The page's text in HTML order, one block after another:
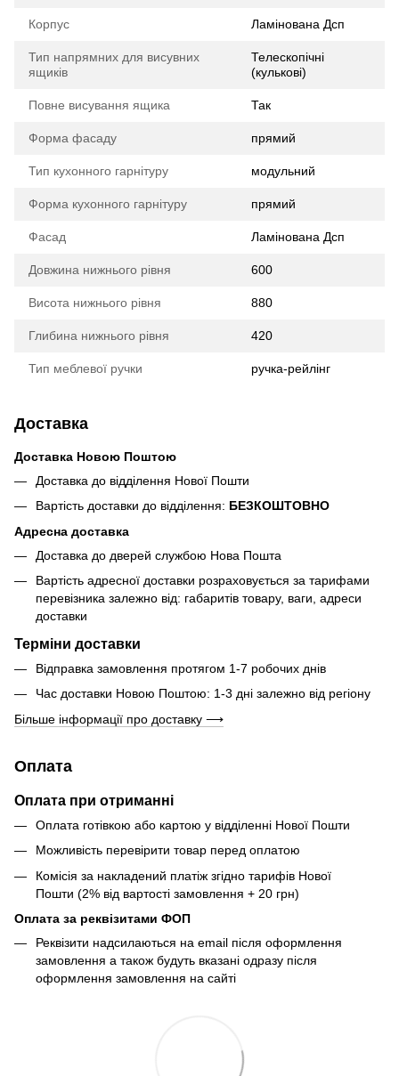
Корпус Ламінована Дсп
Тип напрямних для висувних
ящиків
Телескопічні
(кулькові)
Повне висування ящика Так
Форма фасаду прямий
Тип кухонного гарнітуру модульний
Форма кухонного гарнітуру прямий
Фасад Ламінована Дсп
Довжина нижнього рівня 600
Висота нижнього рівня 880
Глибина нижнього рівня 420
Тип меблевої ручки ручка-рейлінг
Доставка
Доставка Новою Поштою
Доставка до відділення Нової Пошти
Вартість доставки до відділення: БЕЗКОШТОВНО
Адресна доставка
Доставка до дверей службою Нова Пошта
Вартість адресної доставки розраховується за тарифами
перевізника залежно від: габаритів товару, ваги, адреси
доставки
Терміни доставки
Відправка замовлення протягом 1-7 робочих днів
Час доставки Новою Поштою: 1-3 дні залежно від регіону
Більше інформації про доставку ⟶
Оплата
Оплата при отриманні
Оплата готівкою або картою у відділенні Нової Пошти
Можливість перевірити товар перед оплатою
Комісія за накладений платіж згідно тарифів Нової
Пошти (2% від вартості замовлення + 20 грн)
Оплата за реквізитами ФОП
Реквізити надсилаються на email після оформлення
замовлення а також будуть вказані одразу після
оформлення замовлення на сайті